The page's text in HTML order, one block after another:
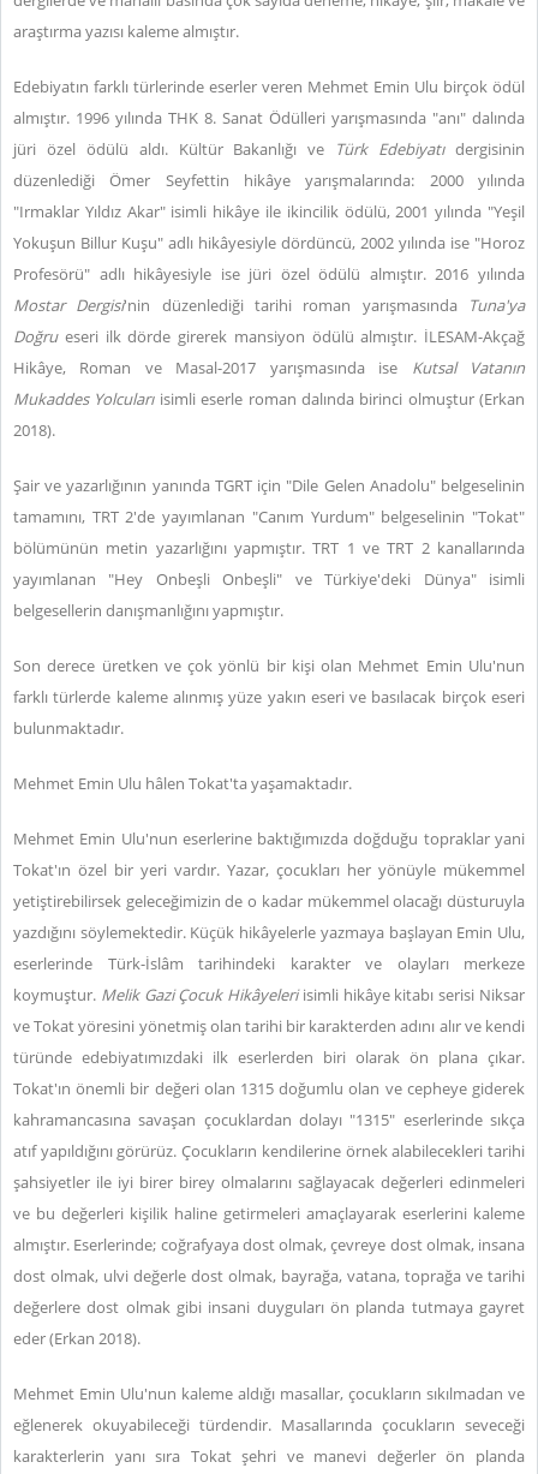
araştırma yazısı kaleme almıştır.
Edebiyatın farklı türlerinde eserler veren Mehmet Emin Ulu birçok ödül
almıştır. 1996 yılında THK 8. Sanat Ödülleri yarışmasında "anı" dalında
jüri özel ödülü aldı. Kültür Bakanlığı ve Türk Edebiyatıdergisinin
düzenlediği Ömer Seyfettin hikâye yarışmalarında: 2000 yılında
"Irmaklar Yıldız Akar" isimli hikâye ile ikincilik ödülü, 2001 yılında "Yeşil
Yokuşun Billur Kuşu" adlı hikâyesiyle dördüncü, 2002 yılında ise "Horoz
Profesörü" adlı hikâyesiyle ise jüri özel ödülü almıştır. 2016 yılında
Mostar Dergisi'nin düzenlediği tarihi roman yarışmasında
Tuna'ya
Doğrueseri ilk dörde girerek mansiyon ödülü almıştır. İLESAM-Akçağ
Hikâye, Roman ve Masal-2017 yarışmasında ise Kutsal Vatanın
Mukaddes Yolcularıisimli eserle roman dalında birinci olmuştur (Erkan
2018).
Şair ve yazarlığının yanında TGRT için "Dile Gelen Anadolu" belgeselinin
tamamını, TRT 2'de yayımlanan "Canım Yurdum" belgeselinin "Tokat"
bölümünün metin yazarlığını yapmıştır. TRT 1 ve TRT 2 kanallarında
yayımlanan "Hey Onbeşli Onbeşli" ve Türkiye'deki Dünya" isimli
belgesellerin danışmanlığını yapmıştır.
Son derece üretken ve çok yönlü bir kişi olan Mehmet Emin Ulu'nun
farklı türlerde kaleme alınmış yüze yakın eseri ve basılacak birçok eseri
bulunmaktadır.
Mehmet Emin Ulu hâlen Tokat'ta yaşamaktadır.
Mehmet Emin Ulu'nun eserlerine baktığımızda doğduğu topraklar yani
Tokat'ın özel bir yeri vardır. Yazar, çocukları her yönüyle mükemmel
yetiştirebilirsek geleceğimizin de o kadar mükemmel olacağı düsturuyla
yazdığını söylemektedir. Küçük hikâyelerle yazmaya başlayan Emin Ulu,
eserlerinde Türk-İslâm tarihindeki karakter ve olayları merkeze
koymuştur. Melik Gazi Çocuk Hikâyeleriisimli hikâye kitabı serisi Niksar
ve Tokat yöresini yönetmiş olan tarihi bir karakterden adını alır ve kendi
türünde edebiyatımızdaki ilk eserlerden biri olarak ön plana çıkar.
Tokat'ın önemli bir değeri olan 1315 doğumlu olan ve cepheye giderek
kahramancasına savaşan çocuklardan dolayı "1315" eserlerinde sıkça
atıf yapıldığını görürüz. Çocukların kendilerine örnek alabilecekleri tarihi
şahsiyetler ile iyi birer birey olmalarını sağlayacak değerleri edinmeleri
ve bu değerleri kişilik haline getirmeleri amaçlayarak eserlerini kaleme
almıştır. Eserlerinde; coğrafyaya dost olmak, çevreye dost olmak, insana
dost olmak, ulvi değerle dost olmak, bayrağa, vatana, toprağa ve tarihi
değerlere dost olmak gibi insani duyguları ön planda tutmaya gayret
eder (Erkan 2018).
Mehmet Emin Ulu'nun kaleme aldığı masallar, çocukların sıkılmadan ve
eğlenerek okuyabileceği türdendir. Masallarında çocukların seveceği
karakterlerin yanı sıra Tokat şehri ve manevi değerler ön planda